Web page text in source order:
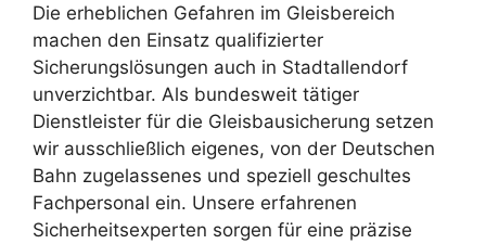
Die erheblichen Gefahren im Gleisbereich
machen den Einsatz qualifizierter
Sicherungslösungen auch in Stadtallendorf
unverzichtbar. Als bundesweit tätiger
Dienstleister für die Gleisbausicherung setzen
wir ausschließlich eigenes, von der Deutschen
Bahn zugelassenes und speziell geschultes
Fachpersonal ein. Unsere erfahrenen
Sicherheitsexperten sorgen für eine präzise